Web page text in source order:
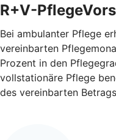
R+V-
Bei ambulanter Pflege
vereinbarten
Prozent in den
vollstationäre Pflege
des vereinbarten